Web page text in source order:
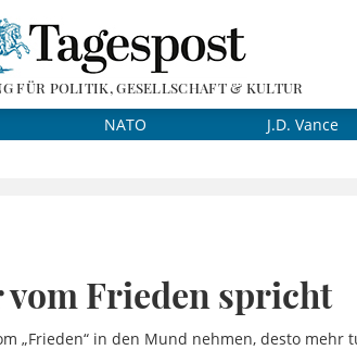
FÜR POLITIK, GESELLSCHAFT & KULTUR
NATO J.D. Vance
Frieden spricht
„Frieden“ in den Mund nehmen, desto mehr